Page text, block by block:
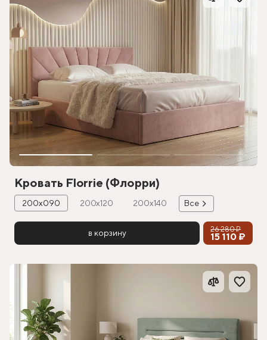
Кровать Florrie (Флорри)
200х090 200х120 200х140 Все
в корзину 26 280 ₽
15 110 ₽